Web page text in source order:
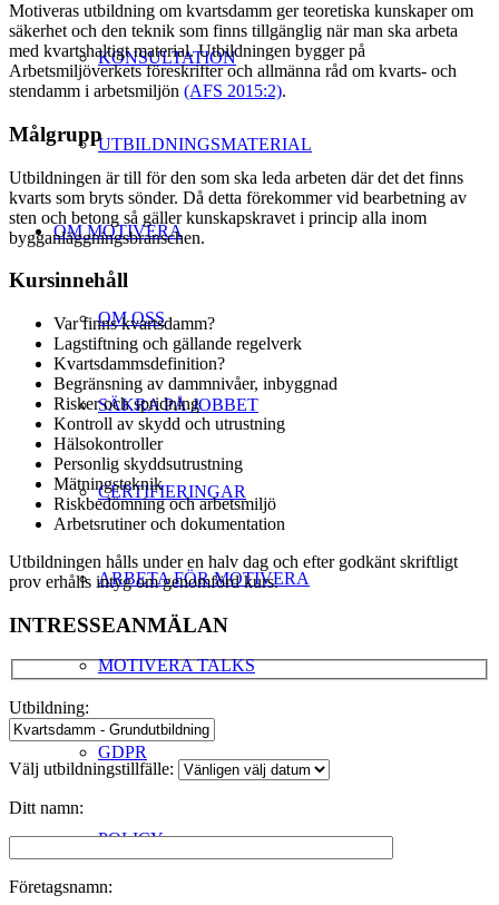
KONSULTATION
UTBILDNINGSMATERIAL
OM MOTIVERA
OM OSS
SÄKRA PÅ JOBBET
CERTIFIERINGAR
ARBETA FÖR MOTIVERA
MOTIVERA TALKS
GDPR
POLICY
Motiveras utbildning om kvartsdamm ger teoretiska kunskaper om
säkerhet och den teknik som finns tillgänglig när man ska arbeta
med kvartshaltigt material. Utbildningen bygger på
Arbetsmiljöverkets föreskrifter och allmänna råd om kvarts- och
stendamm i arbetsmiljön (AFS 2015:2).
Målgrupp
Utbildningen är till för den som ska leda arbeten där det det finns
kvarts som bryts sönder. Då detta förekommer vid bearbetning av
sten och betong så gäller kunskapskravet i princip alla inom
bygganläggningsbranschen.
Kursinnehåll
Var finns kvartsdamm?
Lagstiftning och gällande regelverk
Kvartsdammsdefinition?
Begränsning av dammnivåer, inbyggnad
Risker och spridning
Kontroll av skydd och utrustning
Hälsokontroller
Personlig skyddsutrustning
Mätningsteknik
Riskbedömning och arbetsmiljö
Arbetsrutiner och dokumentation
Utbildningen hålls under en halv dag och efter godkänt skriftligt
prov erhålls intyg om genomförd kurs.
INTRESSEANMÄLAN
Utbildning:
Välj utbildningstillfälle:
Ditt namn:
Företagsnamn: